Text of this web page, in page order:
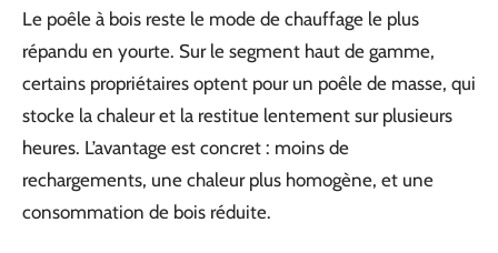
Le poêle à bois reste le mode de chauffage le plus
répandu en yourte. Sur le segment haut de gamme,
certains propriétaires optent pour un poêle de masse, qui
stocke la chaleur et la restitue lentement sur plusieurs
heures. L’avantage est concret : moins de
rechargements, une chaleur plus homogène, et une
consommation de bois réduite.